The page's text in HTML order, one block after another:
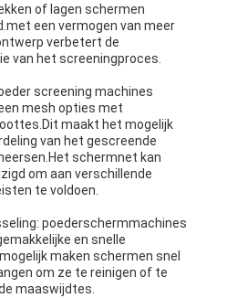
of lagen schermen
een vermogen van meer
verbetert de
van het screeningproces.
screening machines
mesh opties met
maakt het mogelijk
van het gescreende
schermnet kan
om aan verschillende
te voldoen.
poederschermmachines
en snelle
maken schermen snel
om ze te reinigen of te
maaswijdtes.